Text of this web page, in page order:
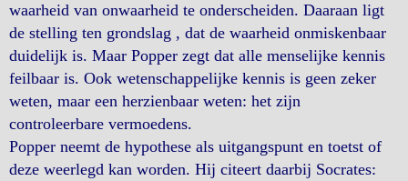
waarheid van onwaarheid te onderscheiden. Daaraan ligt
de stelling ten grondslag , dat de waarheid onmiskenbaar
duidelijk is. Maar Popper zegt dat alle menselijke kennis
feilbaar is. Ook wetenschappelijke kennis is geen zeker
weten, maar een herzienbaar weten: het zijn
controleerbare vermoedens.
Popper neemt de hypothese als uitgangspunt en toetst of
deze weerlegd kan worden. Hij citeert daarbij Socrates: